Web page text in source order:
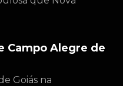
Campo Alegre de
Goiás na